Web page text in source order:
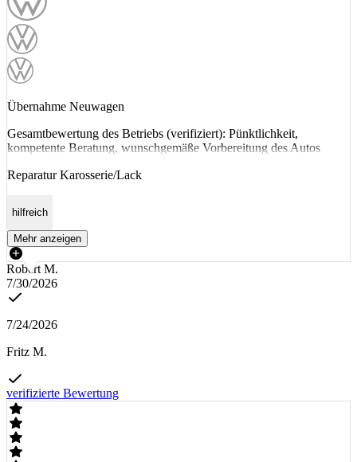
Übernahme Neuwagen
Gesamtbewertung des Betriebs (verifiziert): Pünktlichkeit,
kompetente Beratung, wunschgemäße Vorbereitung des Autos
Reparatur Karosserie/Lack
hilfreich
Mehr anzeigen
Robert M.
7/30/2026
7/24/2026
Fritz M.
verifizierte Bewertung